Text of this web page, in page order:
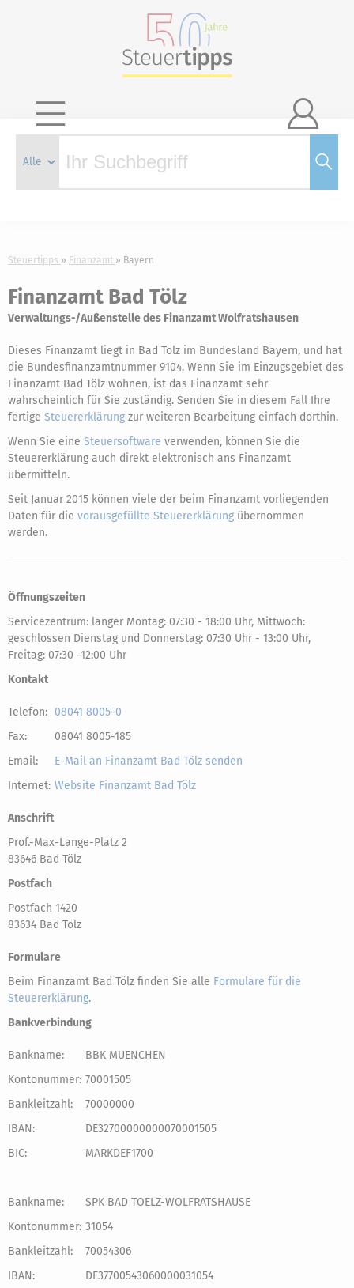

Steuertipps Finanzamt Bayern
Finanzamt Bad Tölz
Verwaltungs-/Außenstelle des Finanzamt Wolfratshausen
Dieses Finanzamt liegt in Bad Tölz im Bundesland Bayern, und hat
die Bundesfinanzamtnummer 9104. Wenn Sie im Einzugsgebiet des
Finanzamt Bad Tölz wohnen, ist das Finanzamt sehr
wahrscheinlich für Sie zuständig. Senden Sie in diesem Fall Ihre
fertige Steuererklärung zur weiteren Bearbeitung einfach dorthin.
Wenn Sie eine Steuersoftware verwenden, können Sie die
Steuererklärung auch direkt elektronisch ans Finanzamt
übermitteln.
Seit Januar 2015 können viele der beim Finanzamt vorliegenden
Daten für die vorausgefüllte Steuererklärung übernommen
werden.
Öffnungszeiten
Servicezentrum: langer Montag: 07:30 - 18:00 Uhr, Mittwoch:
geschlossen Dienstag und Donnerstag: 07:30 Uhr - 13:00 Uhr,
Freitag: 07:30 -12:00 Uhr
Kontakt
Telefon: 08041 8005-0
Fax:
08041 8005-185
Email:
E-Mail an Finanzamt Bad Tölz senden
Internet: Website Finanzamt Bad Tölz
Anschrift
Prof.-Max-Lange-Platz 2
83646 Bad Tölz
Postfach
Postfach 1420
83634 Bad Tölz
Formulare
Beim Finanzamt Bad Tölz finden Sie alle Formulare für die
Steuererklärung.
Bankverbindung
Bankname:
BBK MUENCHEN
Kontonummer: 70001505
Bankleitzahl:
70000000
IBAN:
DE32700000000070001505
BIC:
MARKDEF1700
Bankname:
SPK BAD TOELZ-WOLFRATSHAUSE
Kontonummer: 31054
Bankleitzahl:
70054306
IBAN:
DE37700543060000031054